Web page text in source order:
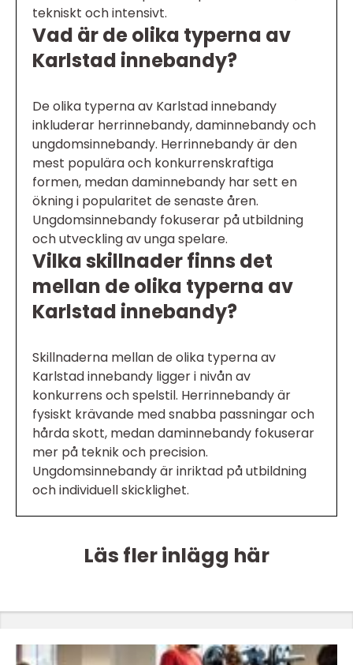
tekniskt och intensivt.
Vad är de olika typerna av
Karlstad innebandy?
De olika typerna av Karlstad innebandy
inkluderar herrinnebandy, daminnebandy och
ungdomsinnebandy. Herrinnebandy är den
mest populära och konkurrenskraftiga
formen, medan daminnebandy har sett en
ökning i popularitet de senaste åren.
Ungdomsinnebandy fokuserar på utbildning
och utveckling av unga spelare.
Vilka skillnader finns det
mellan de olika typerna av
Karlstad innebandy?
Skillnaderna mellan de olika typerna av
Karlstad innebandy ligger i nivån av
konkurrens och spelstil. Herrinnebandy är
fysiskt krävande med snabba passningar och
hårda skott, medan daminnebandy fokuserar
mer på teknik och precision.
Ungdomsinnebandy är inriktad på utbildning
och individuell skicklighet.
Läs fler inlägg här